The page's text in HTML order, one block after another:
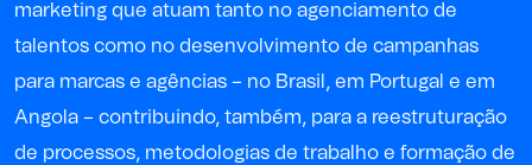
marketing que atuam tanto no agenciamento de
talentos como no desenvolvimento de campanhas
para marcas e agências – no Brasil, em Portugal e em
Angola – contribuindo, também, para a reestruturação
de processos, metodologias de trabalho e formação de